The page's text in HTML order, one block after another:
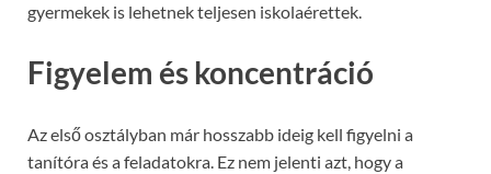
gyermekek is lehetnek teljesen iskolaérettek.
Figyelem és koncentráció
Az első osztályban már hosszabb ideig kell figyelni a
tanítóra és a feladatokra. Ez nem jelenti azt, hogy a